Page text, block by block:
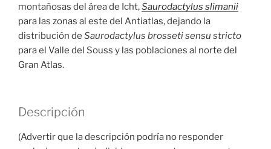
montañosas del área de Icht,Saurodactylus slimanii
para las zonas al este del Antiatlas, dejando la
distribución de Saurodactylus brossetisensu stricto
para el Valle del Souss y las poblaciones al norte del
Gran Atlas.
Descripción
(Advertir que la descripción podría no responder